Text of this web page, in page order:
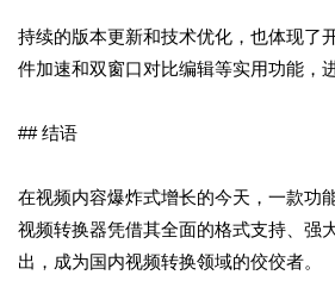
持续的版本更新和技术优化，也体现了
件加速和双窗口对比编辑等实用功能，
## 结语
在视频内容爆炸式增长的今天，一款功
视频转换器凭借其全面的格式支持、强
出，成为国内视频转换领域的佼佼者。